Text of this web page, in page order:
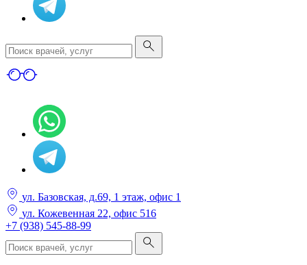
ул. Базовская, д.69, 1 этаж, офис 1
ул. Кожевенная 22, офис 516
+7 (938) 545-88-99